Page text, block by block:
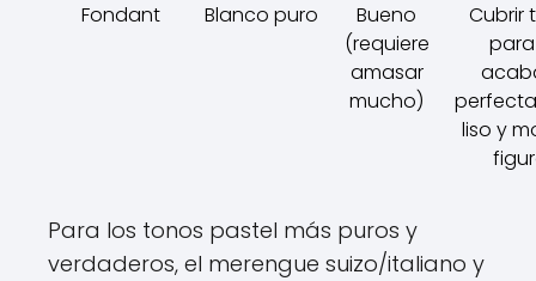
Fondant
Blanco puro
Bueno
(requiere
amasar
mucho)
Cubrir
liso y
Para los tonos pastel más puros y
verdaderos, el merengue suizo/italiano y